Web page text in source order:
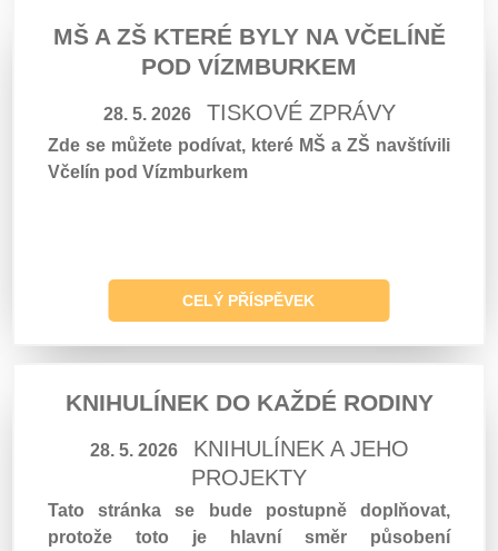
radost dětí.
MŠ A ZŠ KTERÉ BYLY NA VČELÍNĚ
POD VÍZMBURKEM
28. 5. 2026 TISKOVÉ ZPRÁVY
Zde se můžete podívat, které MŠ a ZŠ navštívili
Včelín pod Vízmburkem
CELÝ PŘÍSPĚVEK
KNIHULÍNEK DO KAŽDÉ RODINY
28. 5. 2026
KNIHULÍNEK A JEHO
PROJEKTY
Tato stránka se bude postupně doplňovat,
protože toto je hlavní směr působení